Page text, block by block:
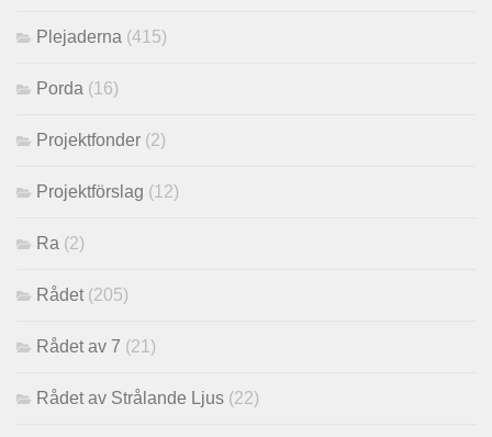
Plejaderna (415)
Porda (16)
Projektfonder (2)
Projektförslag (12)
Ra (2)
Rådet (205)
Rådet av 7 (21)
Rådet av Strålande Ljus (22)